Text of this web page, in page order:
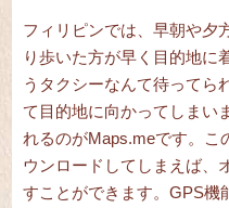
フィリピンでは、早朝や夕
り歩いた方が早く目的地に
うタクシーなんて待ってら
て目的地に向かってしまい
れるのがMaps.meです。こ
ウンロードしてしまえば、
すことができます。GPS機